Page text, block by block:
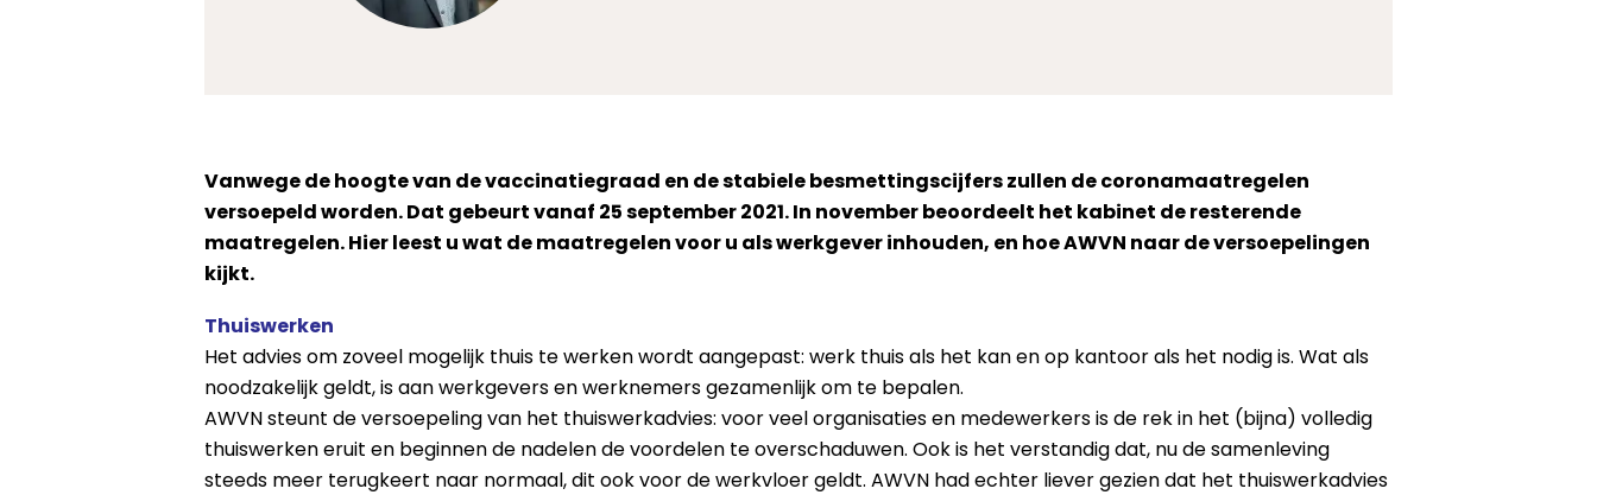
Vanwege de hoogte van de vaccinatiegraad en de stabiele besmettingscijfers zullen de coronamaatregelen
versoepeld worden. Dat gebeurt vanaf 25 september 2021. In november beoordeelt het kabinet de resterende
maatregelen. Hier leest u wat de maatregelen voor u als werkgever inhouden, en hoe AWVN naar de versoepelingen
kijkt.
Thuiswerken
Het advies om zoveel mogelijk thuis te werken wordt aangepast: werk thuis als het kan en op kantoor als het nodig is. Wat als
noodzakelijk geldt, is aan werkgevers en werknemers gezamenlijk om te bepalen.
AWVN steunt de versoepeling van het thuiswerkadvies: voor veel organisaties en medewerkers is de rek in het (bijna) volledig
thuiswerken eruit en beginnen de nadelen de voordelen te overschaduwen. Ook is het verstandig dat, nu de samenleving
steeds meer terugkeert naar normaal, dit ook voor de werkvloer geldt. AWVN had echter liever gezien dat het thuiswerkadvies